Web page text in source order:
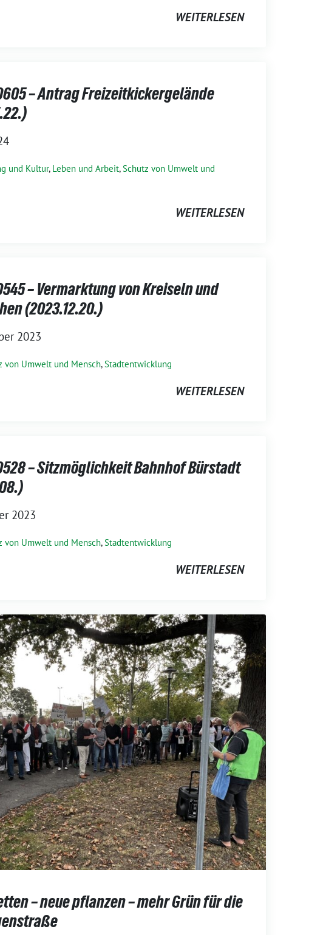
WEITERLESEN
– Antrag Freizeitkickergelände
und Kultur, Leben und Arbeit,Schutz von Umwelt und
WEITERLESEN
– Vermarktung von Kreiseln und
(2023.12.20.)
2023
von Umwelt und Mensch,Stadtentwicklung
WEITERLESEN
– Sitzmöglichkeit Bahnhof Bürstadt
2023
von Umwelt und Mensch,Stadtentwicklung
WEITERLESEN
– neue pflanzen – mehr Grün für die